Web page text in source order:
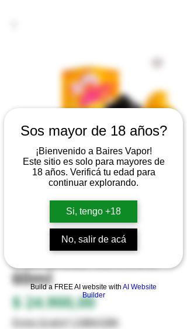
Sos mayor de 18 años?
¡Bienvenido a Baires Vapor!
Este sitio es solo para mayores de
18 años. Verificá tu edad para
continuar explorando.
Si, tengo +18
No, salir de acá
Build a FREE AI website with AI Website
Builder
ZOMO NASTY JUICE
POPSICLE MANGO
60ml
$ 24.900,00Precio
Envio Gratis* CABA/GBA